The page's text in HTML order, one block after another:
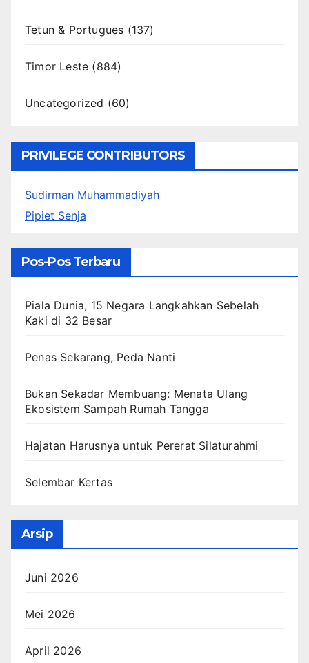
Tetun & Portugues (137)
Timor Leste (884)
Uncategorized (60)
PRIVILEGE CONTRIBUTORS
Sudirman Muhammadiyah
Pipiet Senja
Pos-Pos Terbaru
Piala Dunia, 15 Negara Langkahkan Sebelah
Kaki di 32 Besar
Penas Sekarang, Peda Nanti
Bukan Sekadar Membuang: Menata Ulang
Ekosistem Sampah Rumah Tangga
Hajatan Harusnya untuk Pererat Silaturahmi
Selembar Kertas
Arsip
Juni 2026
Mei 2026
April 2026